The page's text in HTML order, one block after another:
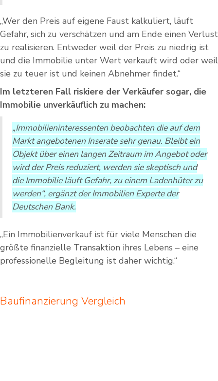
„Wer den Preis auf eigene Faust kalkuliert, läuft
Gefahr, sich zu verschätzen und am Ende einen Verlust
zu realisieren. Entweder weil der Preis zu niedrig ist
und die Immobilie unter Wert verkauft wird oder weil
sie zu teuer ist und keinen Abnehmer findet.“
Im letzteren Fall riskiere der Verkäufer sogar, die
Immobilie unverkäuflich zu machen:
„Immobilieninteressenten beobachten die auf dem
Markt angebotenen Inserate sehr genau. Bleibt ein
Objekt über einen langen Zeitraum im Angebot oder
wird der Preis reduziert, werden sie skeptisch und
die Immobilie läuft Gefahr, zu einem Ladenhüter zu
werden“, ergänzt der Immobilien Experte der
Deutschen Bank.
„Ein Immobilienverkauf ist für viele Menschen die
größte finanzielle Transaktion ihres Lebens – eine
professionelle Begleitung ist daher wichtig.“
Baufinanzierung Vergleich